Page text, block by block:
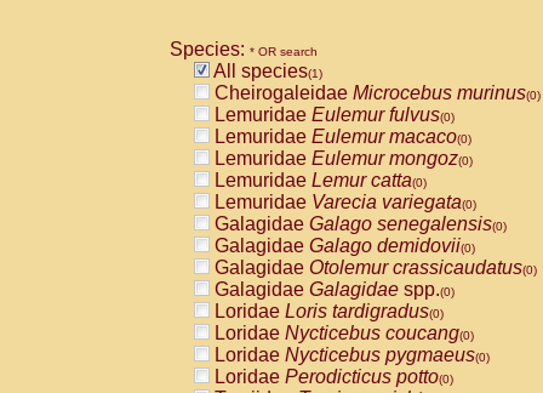
CebidaeCebus capucinus
CebidaeCebus nigrivittatus
CebidaeCebus spp.(0)
CebidaeSaimiri boliviensis(0)
CebidaeSaimiri sciureus(0)
AtelidaeAlouatta caraya(0)
AtelidaeAlouatta fusca(0)
AtelidaeAlouatta seniculus(0)
AtelidaeAlouattaspp.(0)
AtelidaeAteles belzebuth(0)
AtelidaeAteles geoffroyi(0)
AtelidaeAteles paniscus(0)
AtelidaeAtelesspp.(0)
AtelidaeLagothrix lagothricha(0)
AtelidaeLagothrix lagothricha cana
PitheciidaeCacajao calvus
Species: * OR search
All species(1)
Cheirogaleidae Microcebus murinus(0)
Lemuridae Eulemur fulvus(0)
Lemuridae Eulemur macaco(0)
Lemuridae Eulemur mongoz(0)
Lemuridae Lemur catta(0)
Lemuridae Varecia variegata(0)
Galagidae Galago senegalensis(0)
Galagidae Galago demidovii(0)
Galagidae Otolemur crassicaudatus(0)
Galagidae Galagidae spp.(0)
Loridae Loris tardigradus(0)
Loridae Nycticebus coucang(0)
Loridae Nycticebus pygmaeus(0)
Loridae Perodicticus potto(0)